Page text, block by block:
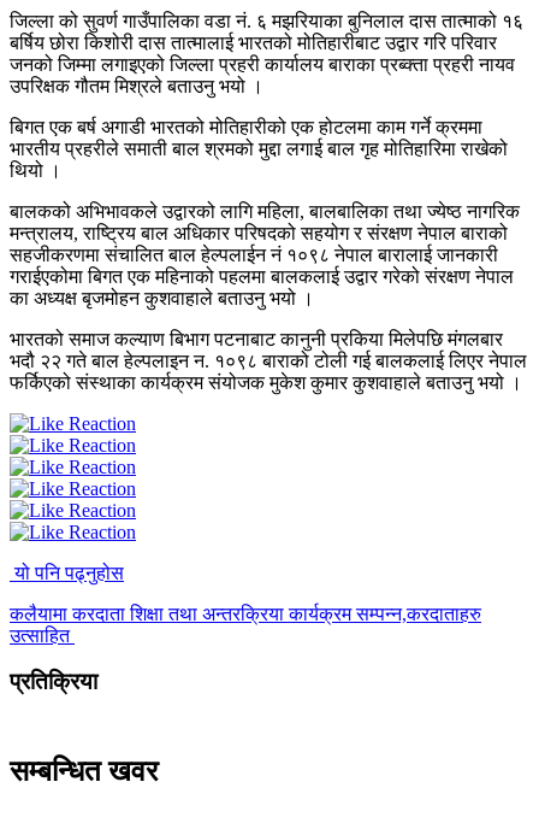
जिल्ला को सुवर्ण गाउँपालिका वडा नं. ६ मझरियाका बुनिलाल दास तात्माको १६
बर्षिय छोरा किशोरी दास तात्मालाई भारतको मोतिहारीबाट उद्वार गरि परिवार
जनको जिम्मा लगाइएको जिल्ला प्रहरी कार्यालय बाराका प्रब्क्ता प्रहरी नायव
उपरिक्षक गौतम मिश्रले बताउनु भयो ।
बिगत एक बर्ष अगाडी भारतको मोतिहारीको एक होटलमा काम गर्ने क्रममा
भारतीय प्रहरीले समाती बाल श्रमको मुद्दा लगाई बाल गृह मोतिहारिमा राखेको
थियो ।
बालकको अभिभावकले उद्वारको लागि महिला, बालबालिका तथा ज्येष्ठ नागरिक
मन्त्रालय, राष्ट्रिय बाल अधिकार परिषदको सहयोग र संरक्षण नेपाल बाराको
सहजीकरणमा संचालित बाल हेल्पलाईन नं १०९८ नेपाल बारालाई जानकारी
गराईएकोमा बिगत एक महिनाको पहलमा बालकलाई उद्वार गरेको संरक्षण नेपाल
का अध्यक्ष बृजमोहन कुशवाहाले बताउनु भयो ।
भारतको समाज कल्याण बिभाग पटनाबाट कानुनी प्रकिया मिलेपछि मंगलबार
भदौ २२ गते बाल हेल्पलाइन न. १०९८ बाराको टोली गई बालकलाई लिएर नेपाल
फर्किएको संस्थाका कार्यक्रम संयोजक मुकेश कुमार कुशवाहाले बताउनु भयो ।
यो पनि पढ्नुहोस
कलैयामा करदाता शिक्षा तथा अन्तरक्रिया कार्यक्रम सम्पन्न,करदाताहरु
उत्साहित
प्रतिक्रिया
सम्बन्धित खवर